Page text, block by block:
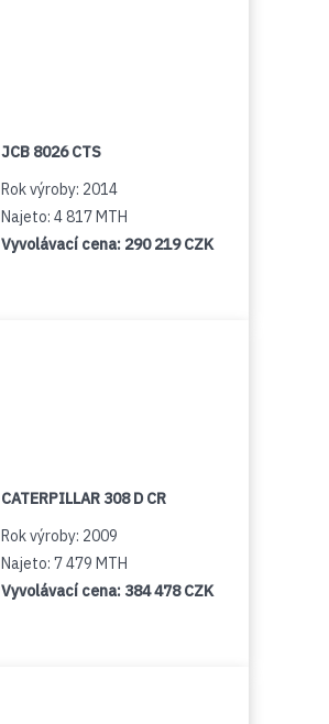
JCB 8026 CTS
Rok výroby: 2014
Najeto: 4 817 MTH
Vyvolávací cena: 290 219 CZK
CATERPILLAR 308 D CR
Rok výroby: 2009
Najeto: 7 479 MTH
Vyvolávací cena: 384 478 CZK